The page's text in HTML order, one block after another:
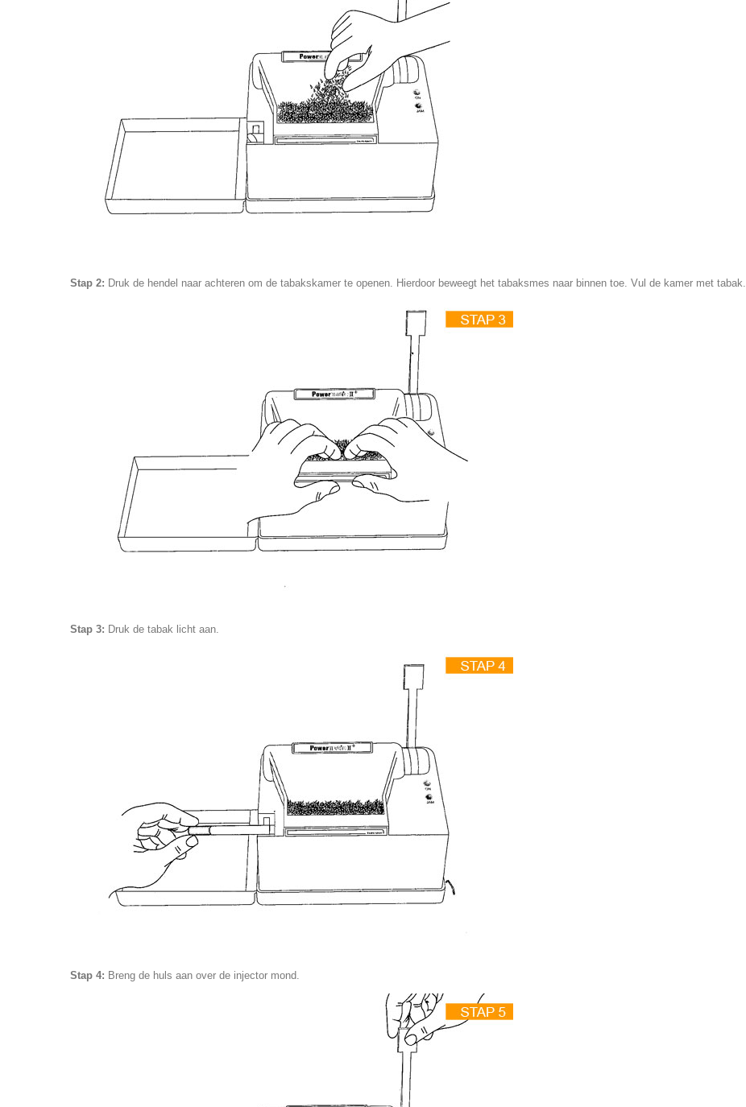
Stap 2: Druk de hendel naar achteren om de tabakskamer te openen. Hierdoor beweegt het tabaksmes naar binnen toe. Vul de kamer met tabak.
Stap 3: Druk de tabak licht aan.
Stap 4: Breng de huls aan over de injector mond.